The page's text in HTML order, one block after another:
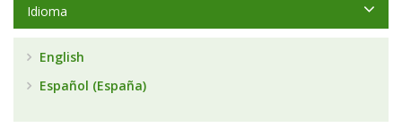
Idioma
English
Español (España)